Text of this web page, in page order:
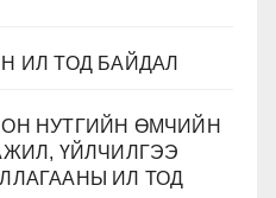
ИЛ ТОД БАЙДАЛ
НУТГИЙН ӨМЧИЙН
ҮЙЛЧИЛГЭЭ
ИЛ ТОД